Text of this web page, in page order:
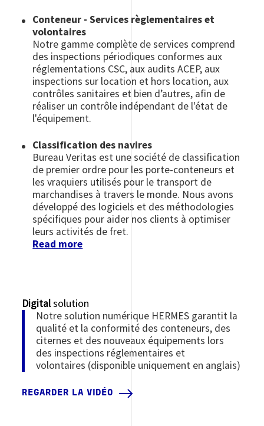
Conteneur - Services règlementaires et
volontaires
Notre gamme complète de services comprend
des inspections périodiques conformes aux
réglementations CSC, aux audits ACEP, aux
inspections sur location et hors location, aux
contrôles sanitaires et bien d’autres, afin de
réaliser un contrôle indépendant de l'état de
l'équipement.
Classification des navires
Bureau Veritas est une société de classification
de premier ordre pour les porte-conteneurs et
les vraquiers utilisés pour le transport de
marchandises à travers le monde. Nous avons
développé des logiciels et des méthodologies
spécifiques pour aider nos clients à optimiser
leurs activités de fret.
Read more
Digitalsolution
Notre solution numérique HERMES garantit la
qualité et la conformité des conteneurs, des
citernes et des nouveaux équipements lors
des inspections réglementaires et
volontaires (disponible uniquement en anglais)
REGARDER LA VIDÉO